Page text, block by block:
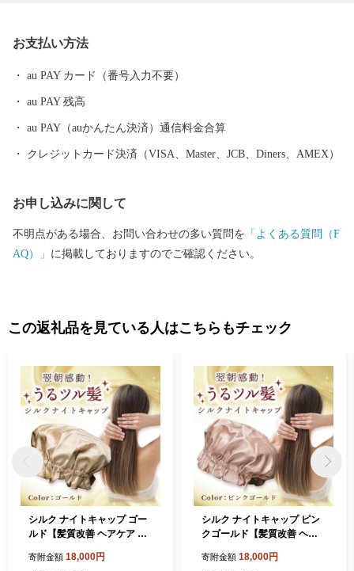
みさのし）が誕生し、昭和29年、南中通村、日根野村、長滝村、
上之郷村、大土村の5カ村が合併し、現在の市域が形成されていま
し、世界と日本を結ぶ玄関都市として、21世紀にふさわしい国際
都市をめざしてまちづくりに取り組んでいます。
お支払い方法
au PAY カード（番号入力不要）
au PAY 残高
au PAY（auかんたん決済）通信料金合算
クレジットカード決済（VISA、Master、JCB、Diners、AMEX）
お申し込みに関して
不明点がある場合、お問い合わせの多い質問を 「よくある質問（F
AQ）」 に掲載しておりますのでご確認ください。
この返礼品を見ている人はこちらもチェック
シルク ナイトキャップ ゴー
ルド【髪質改善 ヘアケア 睡
容 美髪】 099H3370
寄附金額 18,000円
シルク ナイトキャップ ピン
クゴールド【髪質改善 ヘア
ース 美容 美髪】 099H3372
寄附金額 18,000円